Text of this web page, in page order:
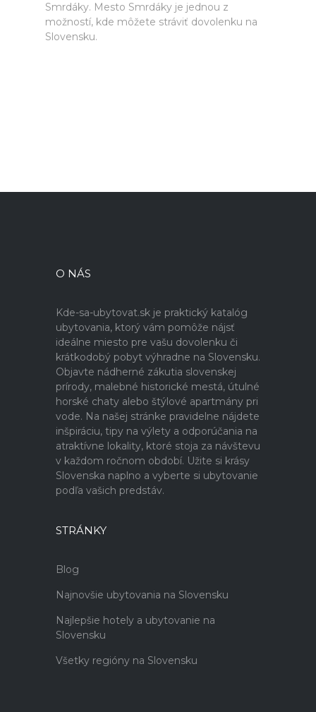
Smrdáky. Mesto Smrdáky je jednou z
možností, kde môžete stráviť dovolenku na
Slovensku.
O NÁS
Kde-sa-ubytovat.sk je praktický katalóg
ubytovania, ktorý vám pomôže nájsť
ideálne miesto pre vašu dovolenku či
krátkodobý pobyt výhradne na Slovensku.
Objavte nádherné zákutia slovenskej
prírody, malebné historické mestá, útulné
horské chaty alebo štýlové apartmány pri
vode. Na našej stránke pravidelne nájdete
inšpiráciu, tipy na výlety a odporúčania na
atraktívne lokality, ktoré stoja za návštevu
v každom ročnom období. Užite si krásy
Slovenska naplno a vyberte si ubytovanie
podľa vašich predstáv.
STRÁNKY
Blog
Najnovšie ubytovania na Slovensku
Najlepšie hotely a ubytovanie na
Slovensku
Všetky regióny na Slovensku